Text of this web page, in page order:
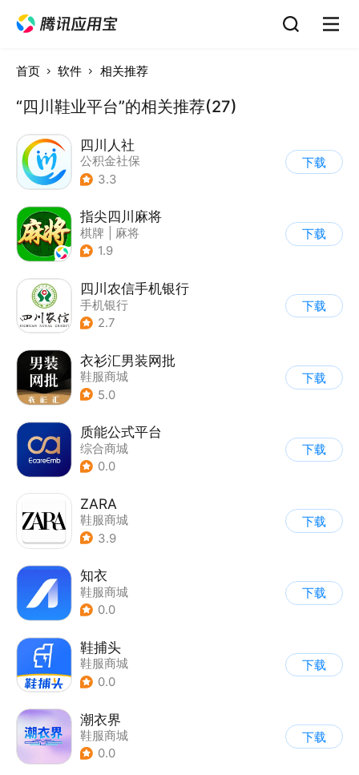
首页 软件 相关推荐
“四川鞋业平台”的相关推荐(27)
四川人社
公积金社保
3.3
下载
指尖四川麻将
棋牌
麻将
1.9
下载
四川农信手机银行
手机银行
2.7
下载
衣衫汇男装网批
鞋服商城
5.0
下载
质能公式平台
综合商城
0.0
下载
ZARA
鞋服商城
3.9
下载
知衣
鞋服商城
0.0
下载
鞋捕头
鞋服商城
0.0
下载
潮衣界
鞋服商城
0.0
下载